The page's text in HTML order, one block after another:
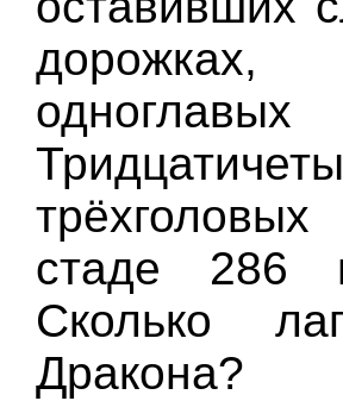
одноглавых
стаде 286
Сколько
Дракона?